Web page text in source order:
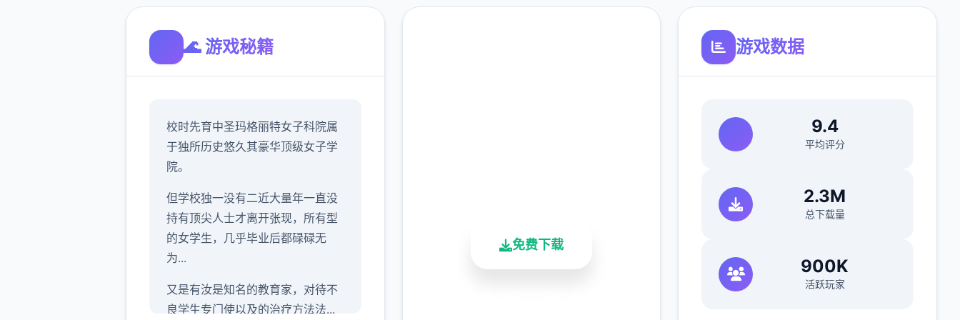
🌊 游戏秘籍
校时先育中圣玛格丽特女子科院属
于独所历史悠久其豪华顶级女子学
院。
但学校独一没有二近大量年一直没
持有顶尖人士才离开张现，所有型
的女学生，几乎毕业后都碌碌无
为...
又是有汝是知名的教育家，对待不
良学生专门使以及的治疗方法法...
免费下载
游戏数据
9.4
平均评分
2.3M
总下载量
900K
活跃玩家